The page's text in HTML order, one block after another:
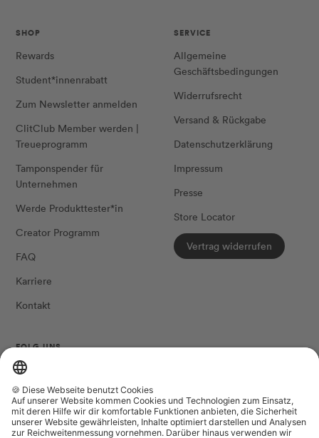
SHOP
Rewards
Student*innenrabatt
Zum Newsletter anmelden
ClitClub Member werden |
Treueprogramm
Tamponspender für
Unternehmen
Werde Produkttester*in
Creator Programm
FAQ
Karriere
Kontakt
SERVICE
Allgemeine
Geschäftsbedingungen
Widerrufsrecht
Versand & Rückgabe
Datenschutzerklärung
Impressum
Presse
Store Locator
Vertrag widerrufen
FOLG UNS